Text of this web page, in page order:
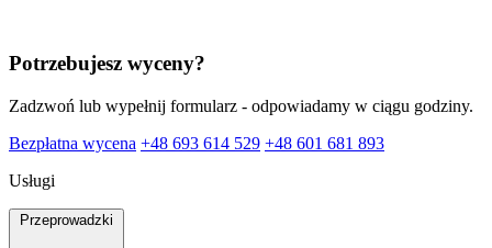
Potrzebujesz wyceny?
Zadzwoń lub wypełnij formularz - odpowiadamy w ciągu godziny.
Bezpłatna wycena +48 693 614 529 +48 601 681 893
Usługi
Przeprowadzki